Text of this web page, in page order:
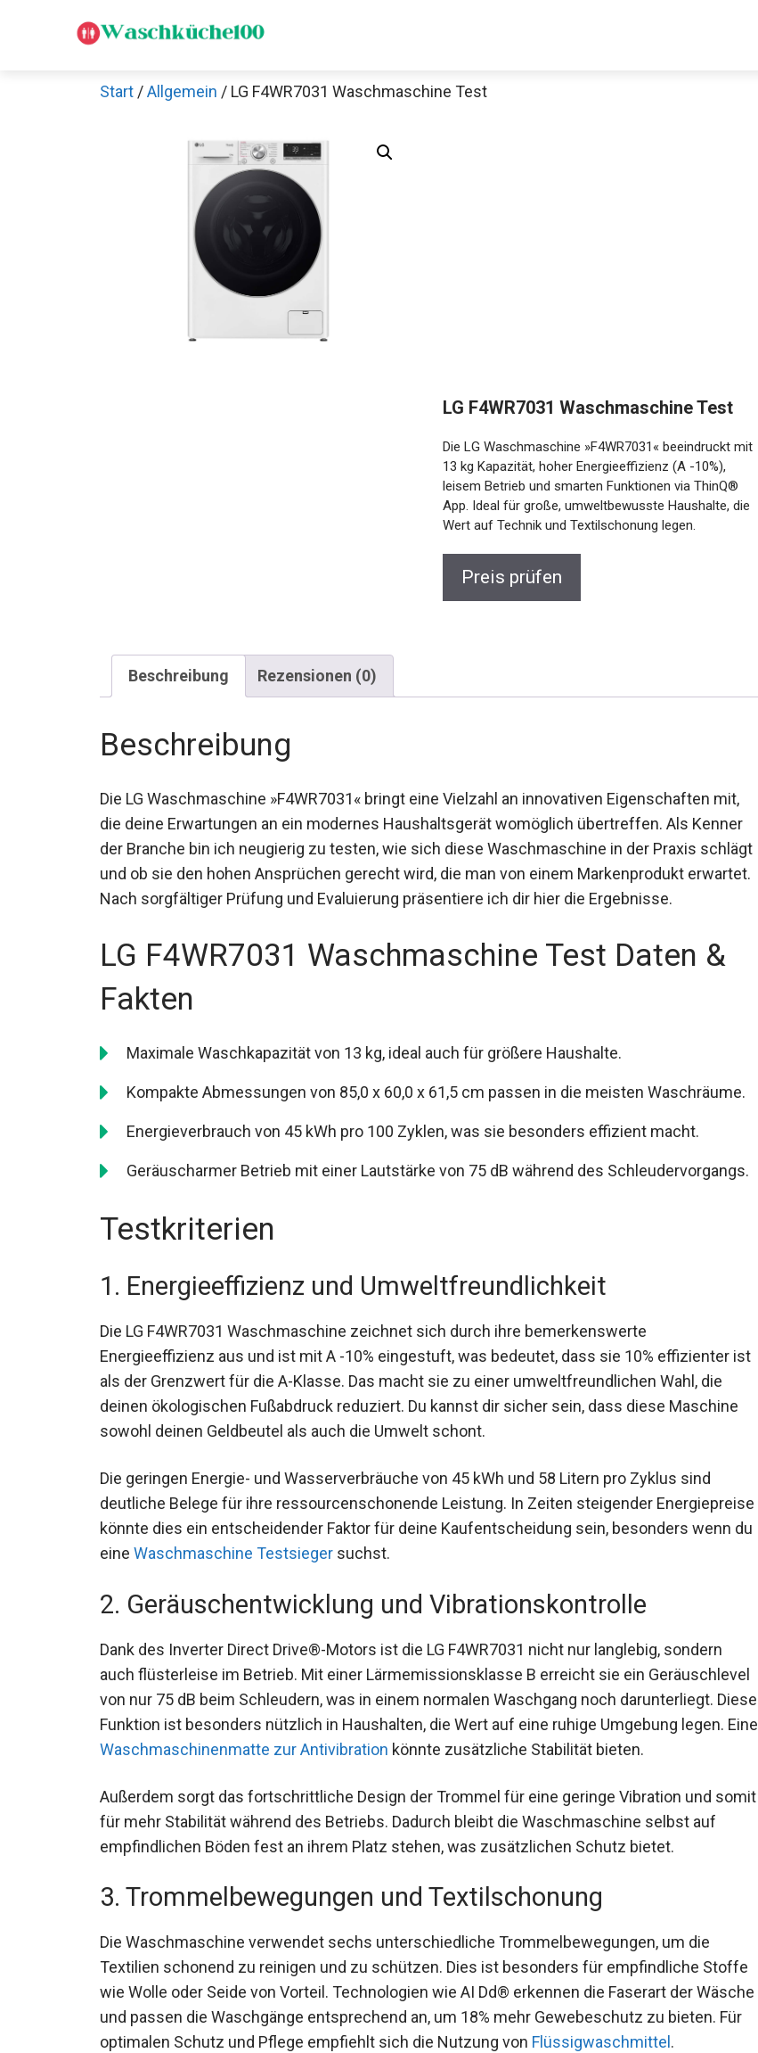
Start /Allgemein / LG F4WR7031 Waschmaschine Test
LG F4WR7031 Waschmaschine Test
Die LG Waschmaschine »F4WR7031« beeindruckt mit
13 kg Kapazität, hoher Energieeffizienz (A -10%),
leisem Betrieb und smarten Funktionen via ThinQ®
App. Ideal für große, umweltbewusste Haushalte, die
Wert auf Technik und Textilschonung legen.
Preis prüfen
Beschreibung Rezensionen (0)
Beschreibung
Die LG Waschmaschine »F4WR7031« bringt eine Vielzahl an innovativen Eigenschaften mit,
die deine Erwartungen an ein modernes Haushaltsgerät womöglich übertreffen. Als Kenner
der Branche bin ich neugierig zu testen, wie sich diese Waschmaschine in der Praxis schlägt
und ob sie den hohen Ansprüchen gerecht wird, die man von einem Markenprodukt erwartet.
Nach sorgfältiger Prüfung und Evaluierung präsentiere ich dir hier die Ergebnisse.
LG F4WR7031 Waschmaschine Test Daten &
Fakten
Maximale Waschkapazität von 13 kg, ideal auch für größere Haushalte.
Kompakte Abmessungen von 85,0 x 60,0 x 61,5 cm passen in die meisten Waschräume.
Energieverbrauch von 45 kWh pro 100 Zyklen, was sie besonders effizient macht.
Geräuscharmer Betrieb mit einer Lautstärke von 75 dB während des Schleudervorgangs.
Testkriterien
1. Energieeffizienz und Umweltfreundlichkeit
Die LG F4WR7031 Waschmaschine zeichnet sich durch ihre bemerkenswerte
Energieeffizienz aus und ist mit A -10% eingestuft, was bedeutet, dass sie 10% effizienter ist
als der Grenzwert für die A-Klasse. Das macht sie zu einer umweltfreundlichen Wahl, die
deinen ökologischen Fußabdruck reduziert. Du kannst dir sicher sein, dass diese Maschine
sowohl deinen Geldbeutel als auch die Umwelt schont.
Die geringen Energie- und Wasserverbräuche von 45 kWh und 58 Litern pro Zyklus sind
deutliche Belege für ihre ressourcenschonende Leistung. In Zeiten steigender Energiepreise
könnte dies ein entscheidender Faktor für deine Kaufentscheidung sein, besonders wenn du
eine Waschmaschine Testsieger suchst.
2. Geräuschentwicklung und Vibrationskontrolle
Dank des Inverter Direct Drive®-Motors ist die LG F4WR7031 nicht nur langlebig, sondern
auch flüsterleise im Betrieb. Mit einer Lärmemissionsklasse B erreicht sie ein Geräuschlevel
von nur 75 dB beim Schleudern, was in einem normalen Waschgang noch darunterliegt. Diese
Funktion ist besonders nützlich in Haushalten, die Wert auf eine ruhige Umgebung legen. Eine
Waschmaschinenmatte zur Antivibration könnte zusätzliche Stabilität bieten.
Außerdem sorgt das fortschrittliche Design der Trommel für eine geringe Vibration und somit
für mehr Stabilität während des Betriebs. Dadurch bleibt die Waschmaschine selbst auf
empfindlichen Böden fest an ihrem Platz stehen, was zusätzlichen Schutz bietet.
3. Trommelbewegungen und Textilschonung
Die Waschmaschine verwendet sechs unterschiedliche Trommelbewegungen, um die
Textilien schonend zu reinigen und zu schützen. Dies ist besonders für empfindliche Stoffe
wie Wolle oder Seide von Vorteil. Technologien wie AI Dd® erkennen die Faserart der Wäsche
und passen die Waschgänge entsprechend an, um 18% mehr Gewebeschutz zu bieten. Für
optimalen Schutz und Pflege empfiehlt sich die Nutzung von Flüssigwaschmittel .